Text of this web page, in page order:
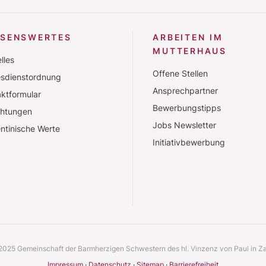
Werte
ARBEITEN IM
MUTTERHAUS
Offene Stellen
Ansprechpartner
Bewerbungstipps
Jobs Newsletter
Initiativbewerbung
Gemeinschaft der Barmherzigen Schwestern des hl. Vinzenz von Paul in